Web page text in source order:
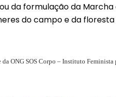
da formulação da Marcha
do campo e da
da ONG SOS Corpo – Instituto Feminista